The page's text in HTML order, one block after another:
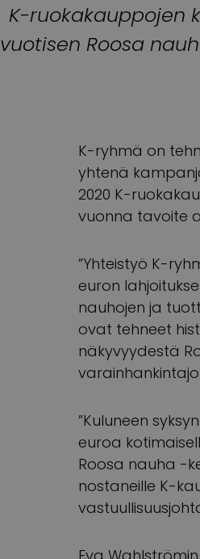
K-ruokakauppojen
vuotisen Roosa
K-ryhmä on
yhtenä
2020 K-
vuonna tavoite
”Yhteistyö K-
euron
nauhojen ja
ovat tehneet
näkyvyydestä
”Kuluneen
euroa
Roosa nauha -
nostaneille K-